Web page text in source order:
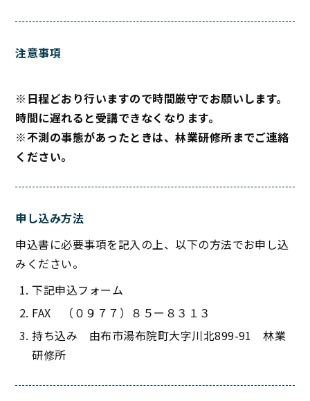
注意事項
※日程どおり行いますので時間厳守でお願いします。
時間に遅れると受講できなくなります。
※不測の事態があったときは、林業研修所までご連絡
ください。
申し込み方法
申込書に必要事項を記入の上、以下の方法でお申し込
みください。
下記申込フォーム
FAX （０９７７）８５ー８３１３
持ち込み 由布市湯布院町大字川北899-91 林業
研修所